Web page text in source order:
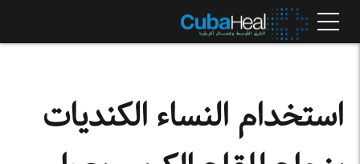
استخدام النساء الكنديات